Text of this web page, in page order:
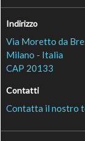
Indirizzo
Via Moretto da
Milano - Italia
CAP 20133
Contatti
Contatta il nostro